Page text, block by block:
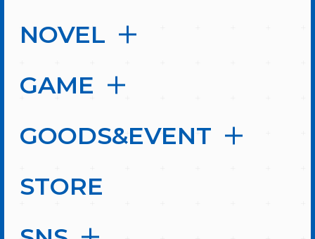
NOVEL
GAME
GOODS&EVENT
STORE